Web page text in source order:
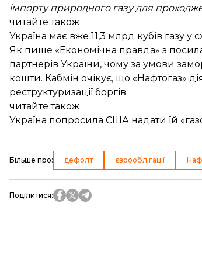
імпорту природного газу для
читайте також
Україна має вже 11,3 млрд кубів газу
Як пише «Економічна правда» з
партнерів України, чому за умови
кошти. Кабмін очікує, що «Нафтогаз»
реструктуризації боргів.
читайте також
Україна попросила США надати їй
Більше про: дефолт єврооблігації
Поділитися: